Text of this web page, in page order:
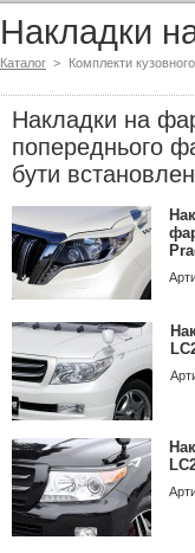
Накладки
Каталог > Комплекти
Накладки на
попереднього
бути